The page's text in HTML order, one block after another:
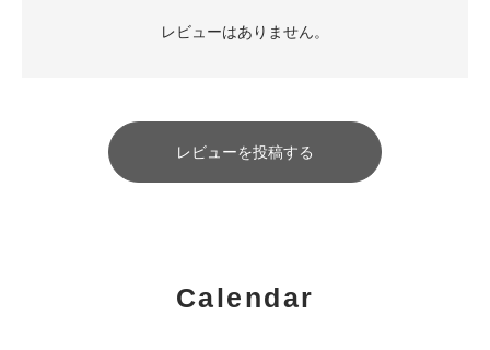
レビューはありません。
レビューを投稿する
Calendar